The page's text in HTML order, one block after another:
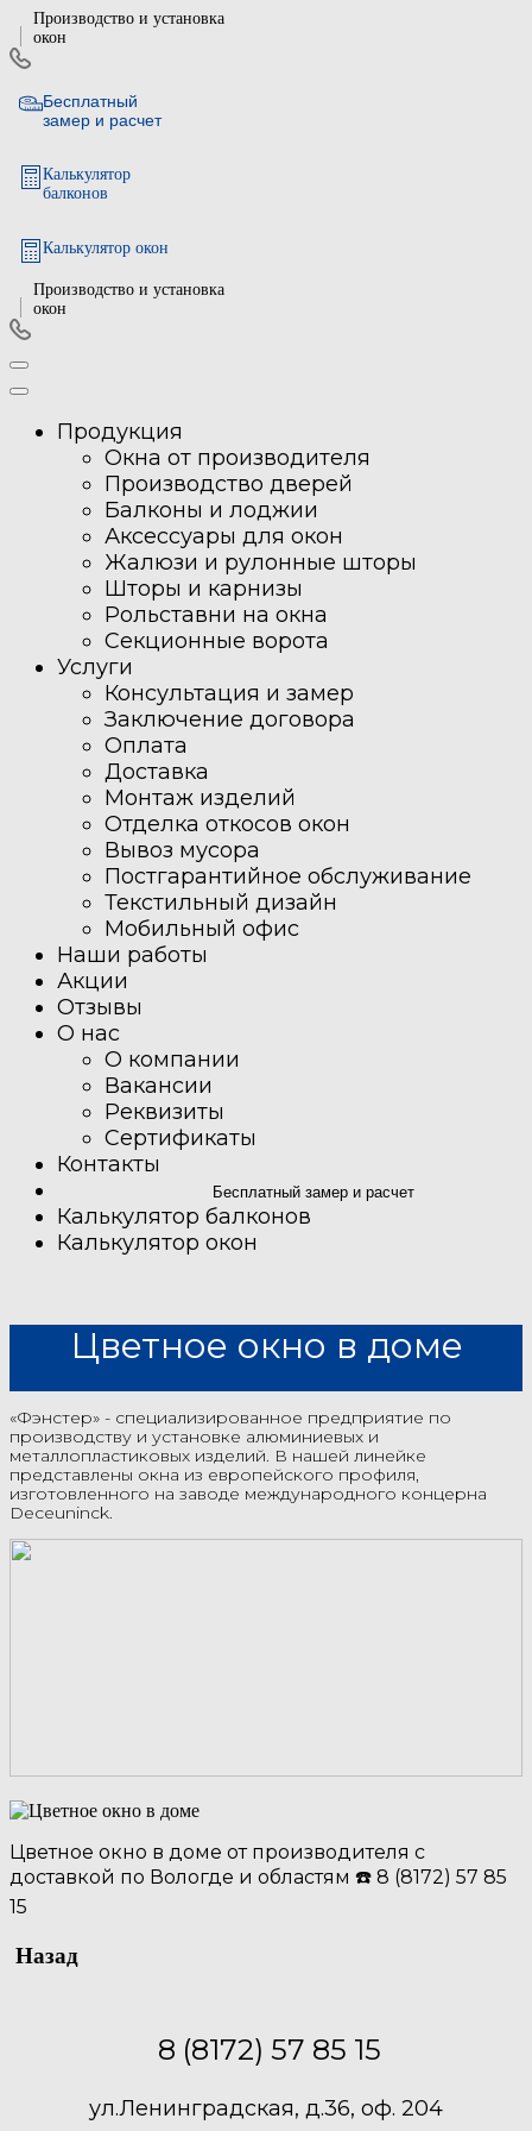
Производство и установка
окон
Бесплатный
замер и расчет
Калькулятор
балконов
Калькулятор окон
Производство и установка
окон
Продукция
Окна от производителя
Производство дверей
Балконы и лоджии
Аксессуары для окон
Жалюзи и рулонные шторы
Шторы и карнизы
Рольставни на окна
Секционные ворота
Услуги
Консультация и замер
Заключение договора
Оплата
Доставка
Монтаж изделий
Отделка откосов окон
Вывоз мусора
Постгарантийное обслуживание
Текстильный дизайн
Мобильный офис
Наши работы
Акции
Отзывы
О нас
О компании
Вакансии
Реквизиты
Сертификаты
Контакты
Бесплатный замер и расчет
Калькулятор балконов
Калькулятор окон
Цветное окно в доме
«Фэнстер» - специализированное предприятие по
производству и установке алюминиевых и
металлопластиковых изделий. В нашей линейке
представлены окна из европейского профиля,
изготовленного на заводе международного концерна
Deceuninck.
Цветное окно в доме от производителя с
доставкой по Вологде и областям ☎️ 8 (8172) 57 85
15
Назад
8 (8172) 57 85 15
ул.Ленинградская, д.36, оф. 204